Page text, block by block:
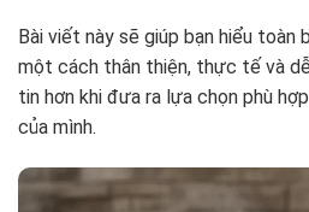
Bài viết này sẽ giúp bạn hiểu toàn
một cách thân thiện, thực tế và
tin hơn khi đưa ra lựa chọn phù
của mình.